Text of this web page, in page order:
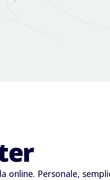
Personale,